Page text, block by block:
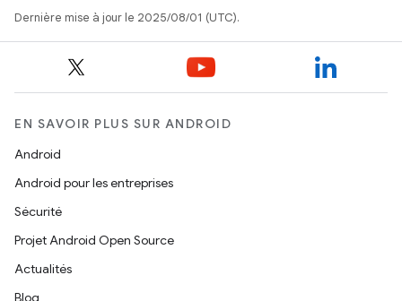
Dernière mise à jour le 2025/08/01 (UTC).
EN SAVOIR PLUS SUR ANDROID
Android
Android pour les entreprises
Sécurité
Projet Android Open Source
Actualités
Blog